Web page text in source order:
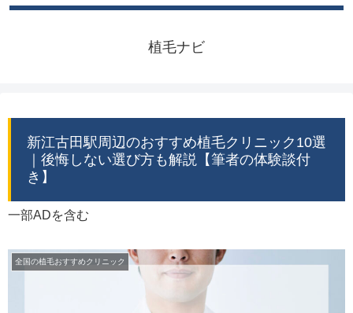
植毛ナビ
新江古田駅周辺のおすすめ植毛クリニック10選
｜後悔しない選び方も解説【筆者の体験談付
き】
一部ADを含む
全国の植毛おすすめクリニック